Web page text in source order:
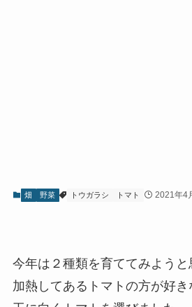
畑 野菜 トウガラシ トマト 2021年4
今年は２種類を育ててみようと
加熱してあるトマトの方が好